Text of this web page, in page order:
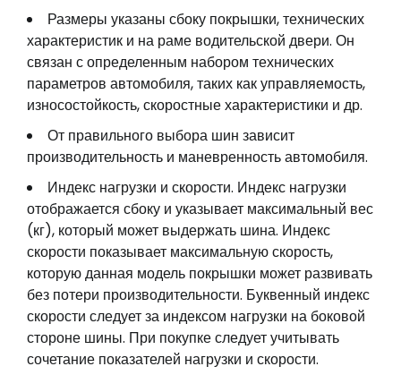
Размеры указаны сбоку покрышки, технических
характеристик и на раме водительской двери. Он
связан с определенным набором технических
параметров автомобиля, таких как управляемость,
износостойкость, скоростные характеристики и др.
От правильного выбора шин зависит
производительность и маневренность автомобиля.
Индекс нагрузки и скорости. Индекс нагрузки
отображается сбоку и указывает максимальный вес
(кг), который может выдержать шина. Индекс
скорости показывает максимальную скорость,
которую данная модель покрышки может развивать
без потери производительности. Буквенный индекс
скорости следует за индексом нагрузки на боковой
стороне шины. При покупке следует учитывать
сочетание показателей нагрузки и скорости.